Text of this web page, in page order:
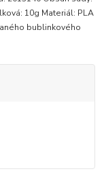
10g Materiál: PLA
bublinkového